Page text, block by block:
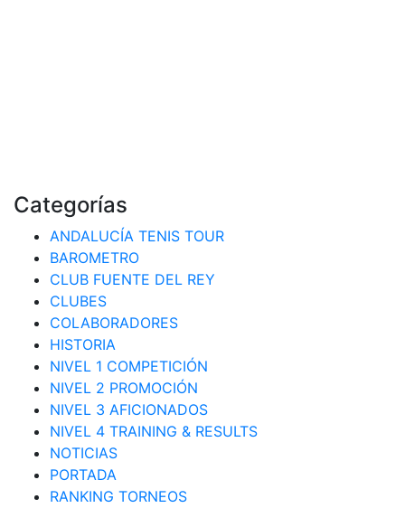
Categorías
ANDALUCÍA TENIS TOUR
BAROMETRO
CLUB FUENTE DEL REY
CLUBES
COLABORADORES
HISTORIA
NIVEL 1 COMPETICIÓN
NIVEL 2 PROMOCIÓN
NIVEL 3 AFICIONADOS
NIVEL 4 TRAINING & RESULTS
NOTICIAS
PORTADA
RANKING TORNEOS